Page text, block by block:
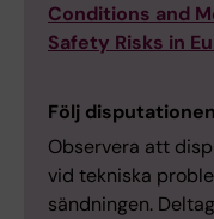
Conditions and
Safety Risks in
Följ
Observera att
vid tekniska
sändningen.